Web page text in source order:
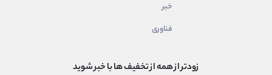
خبر
فناوری
زودتر از همه از تخفیف ها با خبر شوید